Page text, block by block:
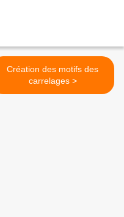
Création des motifs des
carrelages >